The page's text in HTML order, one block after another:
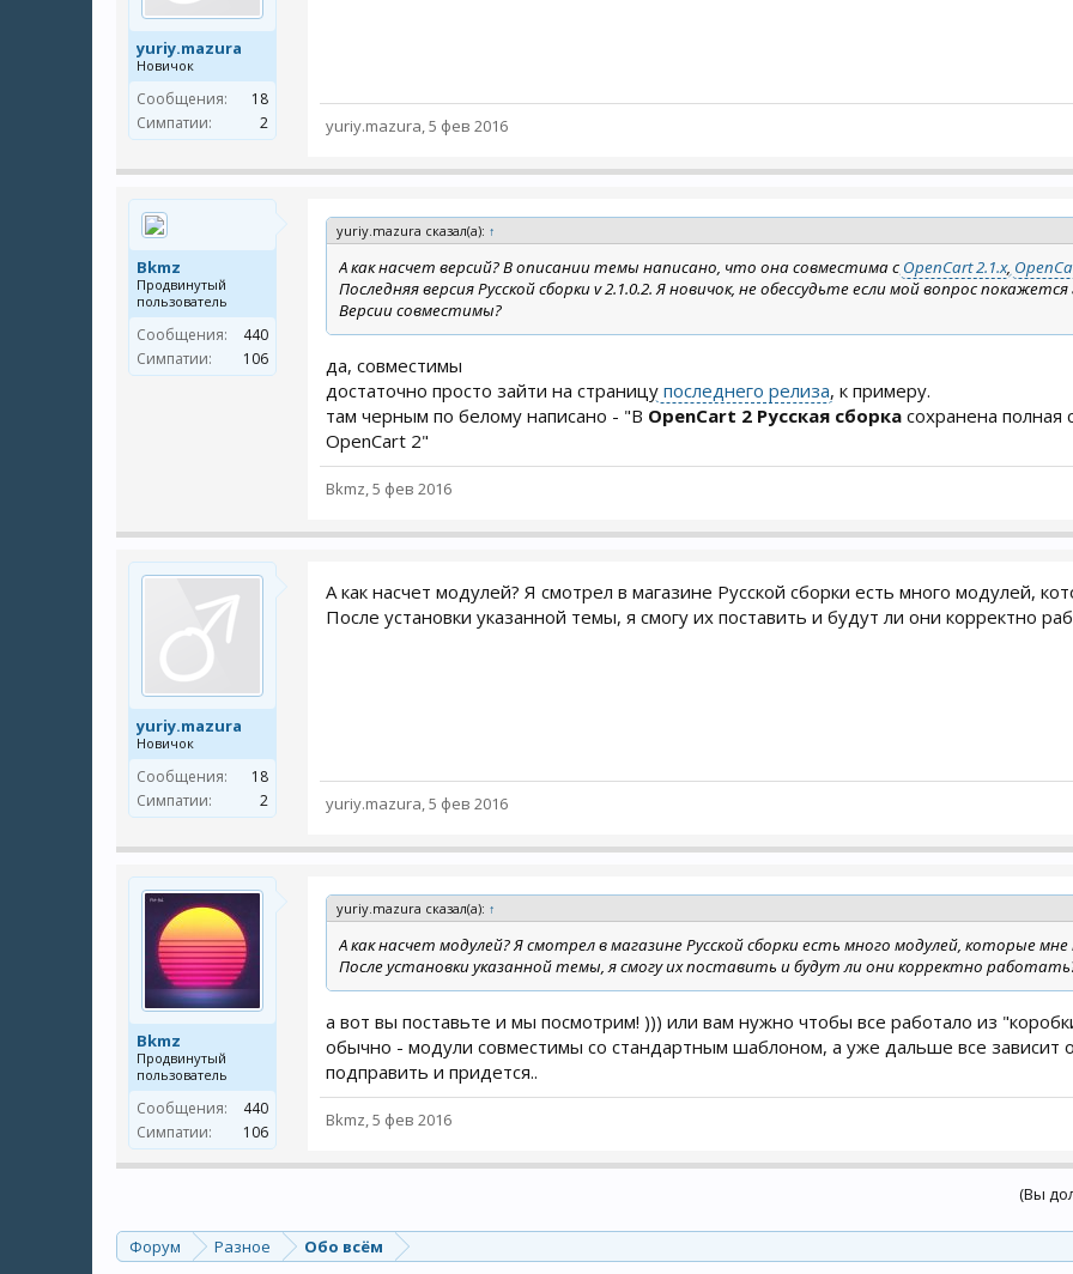
yuriy.mazura
Новичок
Сообщения:
18
Симпатии:
2 yuriy.mazura,5 фев 2016
Bkmz
Продвинутый
пользователь
Сообщения:
440
Симпатии:
106
yuriy.mazura сказал(а): ↑
А как насчет версий? В описании темы написано, что она совместима с OpenCart 2.1.x,
Последняя версия Русской сборки v 2.1.0.2. Я новичок, не обессудьте если мой вопрос
Версии совместимы?
да, совместимы
достаточно просто зайти на страницу последнего релиза, к примеру.
там черным по белому написано - "В OpenCart 2 Русская сборка сохранена полная
OpenCart 2"
Bkmz,5 фев 2016
yuriy.mazura
Новичок
Сообщения:
18
Симпатии:
2
А как насчет модулей? Я смотрел в магазине Русской сборки есть много модулей,
После установки указанной темы, я смогу их поставить и будут ли они корректно
yuriy.mazura,5 фев 2016
Bkmz
Продвинутый
пользователь
Сообщения:
440
Симпатии:
106
yuriy.mazura сказал(а): ↑
А как насчет модулей? Я смотрел в магазине Русской сборки есть много модулей, которые
После установки указанной темы, я смогу их поставить и будут ли они корректно
а вот вы поставьте и мы посмотрим! ))) или вам нужно чтобы все работало из
обычно - модули совместимы со стандартным шаблоном, а уже дальше все зависит
подправить и придется..
Bkmz,5 фев 2016
(Вы
Форум Разное Обо всём